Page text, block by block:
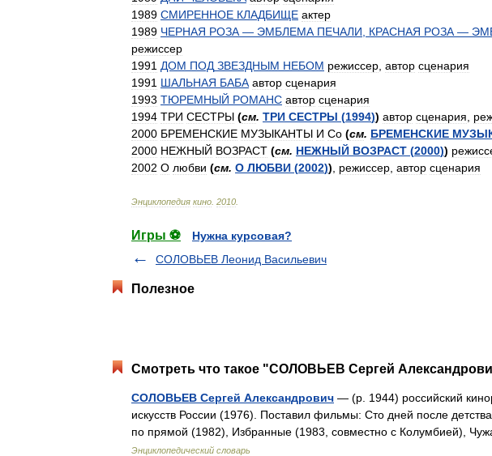
1989 СМИРЕННОЕ КЛАДБИЩЕ актер
1989 ЧЕРНАЯ РОЗА — ЭМБЛЕМА ПЕЧАЛИ КРАСНАЯ РОЗА —
режиссер
1991 ДОМ ПОД ЗВЕЗДНЫМ НЕБОМ режиссер автор сценария
1991 ШАЛЬНАЯ БАБА автор сценария
1993 ТЮРЕМНЫЙ РОМАНС автор сценария
1994 ТРИ СЕСТРЫ (см. ТРИ СЕСТРЫ (1994)) автор сценария
2000 БРЕМЕНСКИЕ МУЗЫКАНТЫ И Cо (см. БРЕМЕНСКИЕ
2000 НЕЖНЫЙ ВОЗРАСТ (см. НЕЖНЫЙ ВОЗРАСТ (2000))
2002 О любви (см. О ЛЮБВИ (2002)) режиссер автор сценария
Энциклопедия кино 2010
Игры ⚽
Нужна курсовая?
СОЛОВЬЕВ Леонид Васильевич
Полезное
Смотреть что такое "СОЛОВЬЕВ Сергей
СОЛОВЬЕВ Сергей Александрович — (р. 1944) российский
искусств России (1976). Поставил фильмы: Сто дней после
по прямой (1982), Избранные (1983, совместно с Колумбией),
Энциклопедический словарь